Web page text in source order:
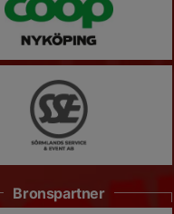
Bronspartner